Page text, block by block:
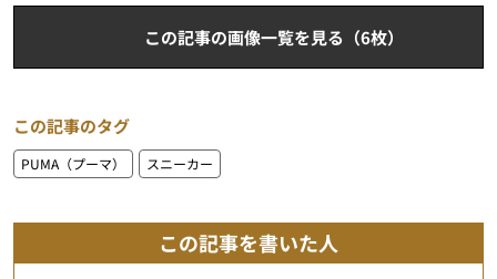
この記事の画像一覧を見る（6枚）
この記事のタグ
PUMA（プーマ） スニーカー
この記事を書いた人